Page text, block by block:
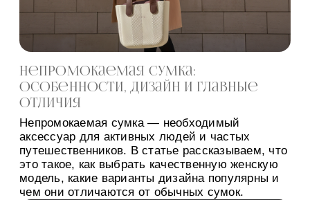
Непромокаемая сумка:
особенности, дизайн и главные
отличия
Непромокаемая сумка — необходимый
аксессуар для активных людей и частых
путешественников. В статье рассказываем, что
это такое, как выбрать качественную женскую
модель, какие варианты дизайна популярны и
чем они отличаются от обычных сумок.